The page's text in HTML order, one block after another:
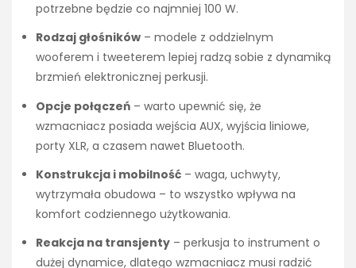
potrzebne będzie co najmniej 100 W.
Rodzaj głośników – modele z oddzielnym
wooferem i tweeterem lepiej radzą sobie z dynamiką
brzmień elektronicznej perkusji.
Opcje połączeń – warto upewnić się, że
wzmacniacz posiada wejścia AUX, wyjścia liniowe,
porty XLR, a czasem nawet Bluetooth.
Konstrukcja i mobilność – waga, uchwyty,
wytrzymała obudowa – to wszystko wpływa na
komfort codziennego użytkowania.
Reakcja na transjenty – perkusja to instrument o
dużej dynamice, dlatego wzmacniacz musi radzić